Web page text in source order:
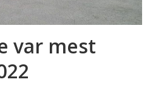
var mest